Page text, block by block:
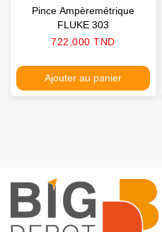
Pince Ampèremétrique
FLUKE 303
Prix
722,000 TND
Ajouter au panier